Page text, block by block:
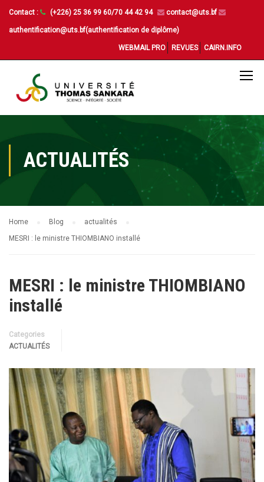
Contact : (+226) 25 36 99 60/70 44 42 94 contact@uts.bf
authentification@uts.bf(authentification de diplôme)
WEBMAIL PRO REVUES CAIRN.INFO
ACTUALITÉS
Home Blog
actualités
MESRI : le ministre THIOMBIANO installé
MESRI : le ministre THIOMBIANO
installé
Categories
ACTUALITÉS